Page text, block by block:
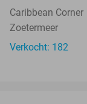
Caribbean Corner
Zoetermeer
Verkocht: 182